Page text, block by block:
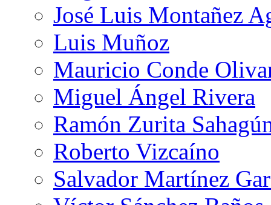
José Luis Montañez
Luis Muñoz
Mauricio Conde
Miguel Ángel Rivera
Ramón Zurita
Roberto Vizcaíno
Salvador Martínez